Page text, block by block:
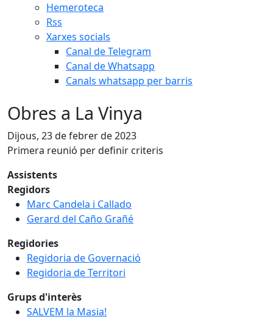
Hemeroteca
Rss
Xarxes socials
Canal de Telegram
Canal de Whatsapp
Canals whatsapp per barris
Obres a La Vinya
Dijous, 23 de febrer de 2023
Primera reunió per definir criteris
Assistents
Regidors
Marc Candela i Callado
Gerard del Caño Grañé
Regidories
Regidoria de Governació
Regidoria de Territori
Grups d'interès
SALVEM la Masia!